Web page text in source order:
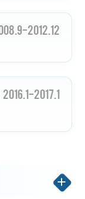
2012.12
2016.1-2017.1